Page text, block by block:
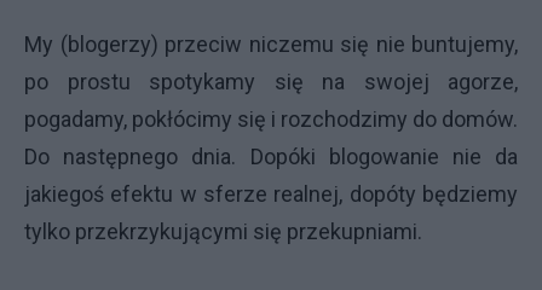
My (blogerzy) przeciw niczemu się nie buntujemy,
po prostu spotykamy się na swojej agorze,
pogadamy, pokłócimy się i rozchodzimy do domów.
Do następnego dnia. Dopóki blogowanie nie da
jakiegoś efektu w sferze realnej, dopóty będziemy
tylko przekrzykującymi się przekupniami.